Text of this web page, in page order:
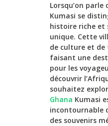
Lorsqu’on parle
Kumasi se
histoire riche et
unique. Cette
de culture et
faisant une
pour les
découvrir
souhaitez
Ghana Kumasi
incontournable
des souvenirs